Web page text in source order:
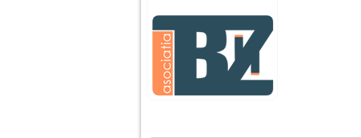
agresiva, orice
greseala era taxata cu
o palma sau pedepse.
De 4 ani am o relatie
serioasa cu un barbat